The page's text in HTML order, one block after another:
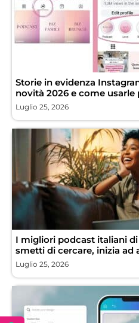
Storie in evidenza
novità 2026 e come usarle
Luglio 25, 2026
I migliori podcast italiani di
smetti di cercare, inizia ad
Luglio 25, 2026